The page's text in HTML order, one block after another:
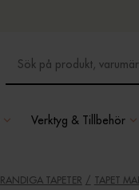
Verktyg & Tillbehör
RANDIGA TAPETER TAPET